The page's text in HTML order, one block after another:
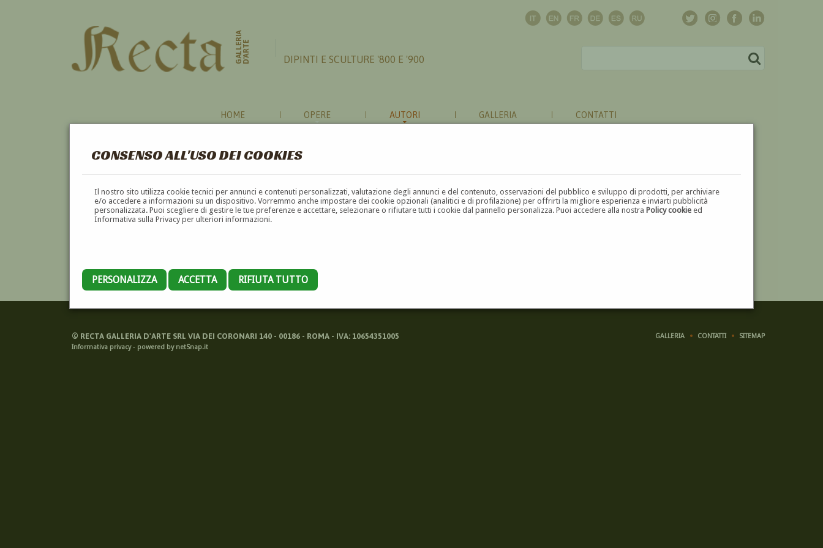
CONSENSO ALL'USO DEI COOKIES
Il nostro sito utilizza cookie tecnici per annunci e contenuti personalizzati, valutazione degli annunci e del contenuto, osservazioni del pubblico e sviluppo di prodotti, per archiviare
e/o accedere a informazioni su un dispositivo. Vorremmo anche impostare dei cookie opzionali (analitici e di profilazione) per offrirti la migliore esperienza e inviarti pubblicità
personalizzata. Puoi scegliere di gestire le tue preferenze e accettare, selezionare o rifiutare tutti i cookie dal pannello personalizza. Puoi accedere alla nostraPolicy cookie ed
Informativa sulla Privacy per ulteriori informazioni.
PERSONALIZZA ACCETTA RIFIUTA TUTTO
GALLERIAD'ARTE DIPINTI E SCULTURE '800 E '900
HOME OPERE AUTORI GALLERIA CONTATTI
AUTORI
A B C D E F G H I J K L M N O P Q R S T U V W X Y Z ⬅
© RECTA GALLERIA D'ARTE SRL VIA DEI CORONARI 140 - 00186 - ROMA - IVA: 10654351005
Informativa privacy- powered by netSnap.it
GALLERIA CONTATTI SITEMAP